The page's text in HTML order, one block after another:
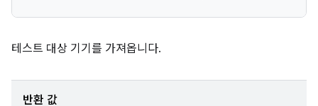
테스트 대상 기기를 가져옵니다.
반환 값